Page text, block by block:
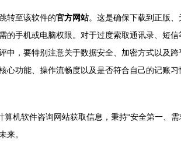
转至该软件的官方网站。这是确保下载到正版、
手机或电脑权限。对于过度索取通讯录、短信
，要特别注意关于数据安全、加密方式以及跨
功能、操作流畅度以及是否符合自己的记账习
机软件咨询网站获取信息，秉持“安全第一、
来。